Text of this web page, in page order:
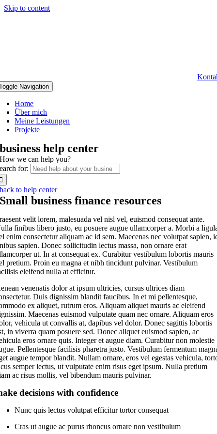
Skip to content
Navigation
Home
Über mich
Meine Leistungen
Projekte
business help center
How we can help you?
for:
back to help center
Small business finance resources
velit lorem, malesuada vel nisl vel, euismod consequat ante.
finibus libero justo, eu posuere augue ullamcorper a. Morbi a
enim consectetur aliquam ac id sem. Maecenas nec volutpat sapien,
sapien. Donec sollicitudin lectus massa, non ornare erat
ut. In at consequat ex. Curabitur vestibulum lobortis mauris
pretium. Proin eu magna et nibh tincidunt pulvinar. Vestibulum
eleifend nulla at efficitur.
venenatis dolor at ipsum ultricies, cursus ultrices diam
Duis dignissim blandit faucibus. In et mi pellentesque,
ex aliquet, rutrum eros. Aliquam aliquet mauris ac eleifend
Maecenas euismod vulputate quam nec ornare. Aliquam eros
vehicula ut convallis at, dapibus vel dolor. Donec sagittis lobortis
in viverra quam posuere sed. Donec aliquet euismod sapien, ac
eros ornare quis. Integer et augue diam. Curabitur non molestie
Pellentesque facilisis pharetra justo. Vestibulum fermentum
augue tempor blandit. Nullam ornare, eros vel egestas vehicula,
semper lectus, ut vulputate enim risus eget ipsum. Nulla pretium
ac risus mollis, vel bibendum mauris pulvinar.
decisions with confidence
Nunc quis lectus volutpat efficitur tortor consequat
Cras ut augue ac purus rhoncus ornare non vestibulum